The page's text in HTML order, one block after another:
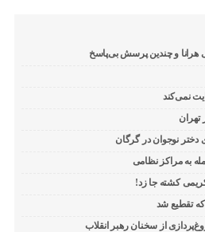
هرانا و چندین پرسش بی‌پاسخ
نمی‌کند
تهران
دختر نوجوان در گرگان
به مراکز نظامی
کشته جا زد!
تقطیع شد
از سخنان رهبر انقلاب